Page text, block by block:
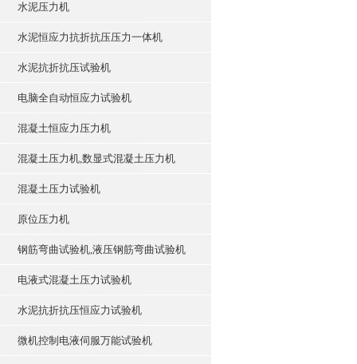
水泥压力机
水泥恒应力抗折抗压压力一体机
水泥抗折抗压试验机
电脑全自动恒应力试验机
混凝土恒应力压力机
混凝土压力机,数显式混凝土压力机
混凝土压力试验机
原位压力机
钢筋弯曲试验机,液压钢筋弯曲试验机
电液式混凝土压力试验机
水泥抗折抗压恒应力试验机
微机控制电液伺服万能试验机